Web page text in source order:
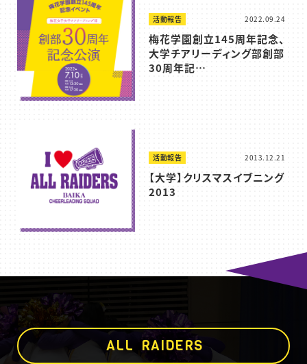
活動報告 2022.09.24
梅花学園創立145周年記念、
大学チアリーディング部創部
30周年記…
活動報告 2013.12.21
【大学】クリスマスイブニング
2013
ALL RAIDERS